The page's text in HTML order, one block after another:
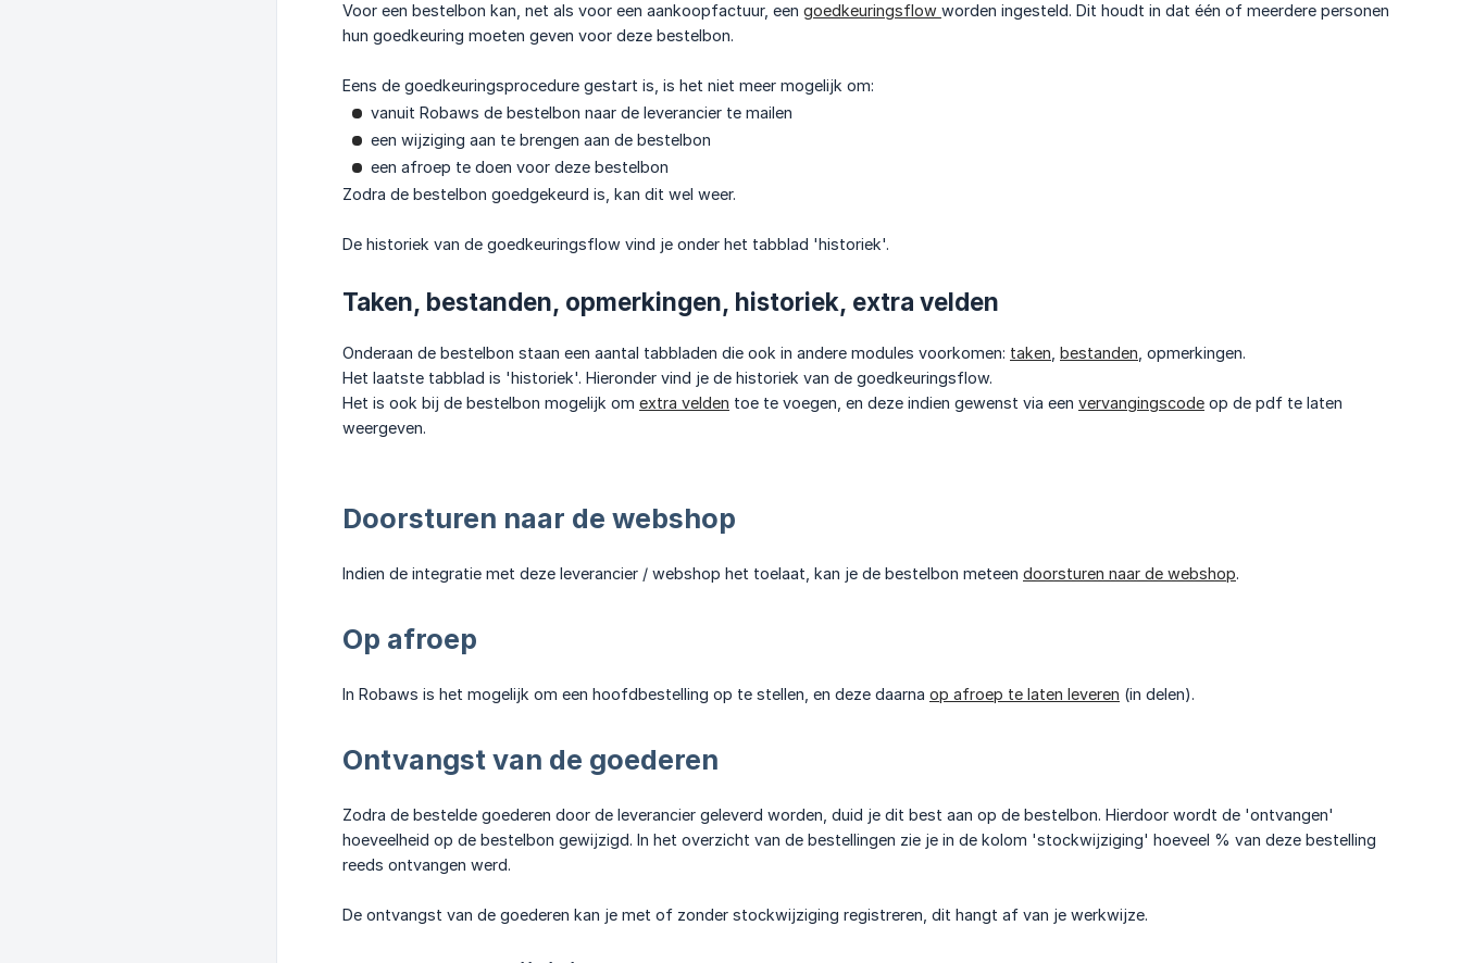
Voor een bestelbon kan, net als voor een aankoopfactuur, een goedkeuringsflow worden ingesteld. Dit houdt in dat één of meerdere personen
hun goedkeuring moeten geven voor deze bestelbon.
Eens de goedkeuringsprocedure gestart is, is het niet meer mogelijk om:
vanuit Robaws de bestelbon naar de leverancier te mailen
een wijziging aan te brengen aan de bestelbon
een afroep te doen voor deze bestelbon
Zodra de bestelbon goedgekeurd is, kan dit wel weer.
De historiek van de goedkeuringsflow vind je onder het tabblad 'historiek'.
Taken, bestanden, opmerkingen, historiek, extra velden
Onderaan de bestelbon staan een aantal tabbladen die ook in andere modules voorkomen: taken bestanden , opmerkingen.
Het laatste tabblad is 'historiek'. Hieronder vind je de historiek van de goedkeuringsflow.
Het is ook bij de bestelbon mogelijk om extra velden toe te voegen, en deze indien gewenst via een vervangingscode op de pdf te laten
weergeven.
Doorsturen naar de webshop
Indien de integratie met deze leverancier / webshop het toelaat, kan je de bestelbon meteen doorsturen naar de webshop.
Op afroep
In Robaws is het mogelijk om een hoofdbestelling op te stellen, en deze daarna op afroep te laten leveren (in delen).
Ontvangst van de goederen
Zodra de bestelde goederen door de leverancier geleverd worden, duid je dit best aan op de bestelbon. Hierdoor wordt de 'ontvangen'
hoeveelheid op de bestelbon gewijzigd. In het overzicht van de bestellingen zie je in de kolom 'stockwijziging' hoeveel % van deze bestelling
reeds ontvangen werd.
De ontvangst van de goederen kan je met of zonder stockwijziging registreren, dit hangt af van je werkwijze.